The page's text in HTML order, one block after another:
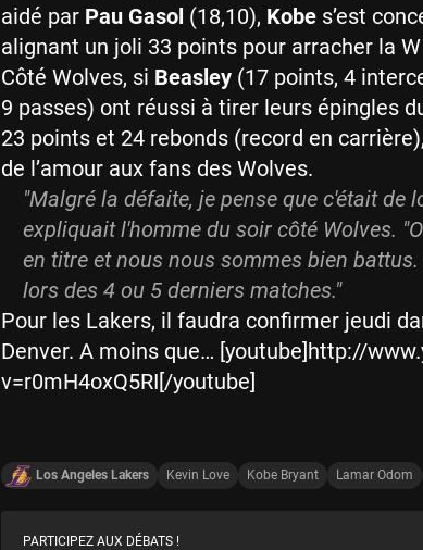
aidé par Pau Gasol (18,10), Kobe s’est
alignant un joli 33 points pour arracher la
Côté Wolves, si Beasley (17 points, 4
9 passes) ont réussi à tirer leurs épingles
23 points et 24 rebonds (record en
de l’amour aux fans des Wolves.
"Malgré la défaite, je pense que c'était de
expliquait l'homme du soir côté Wolves.
en titre et nous nous sommes bien
lors des 4 ou 5 derniers matches."
Pour les Lakers, il faudra confirmer jeudi
Denver. A moins que… [youtube]http://
v=r0mH4oxQ5RI[/youtube]
Los Angeles Lakers Kevin Love Kobe Bryant Lamar Odom
PARTICIPEZ AUX DÉBATS !